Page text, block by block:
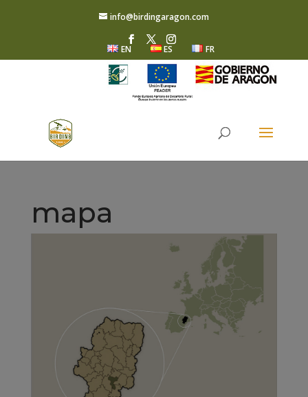
info@birdingaragon.com
EN ES FR
mapa